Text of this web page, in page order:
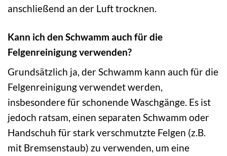
anschließend an der Luft trocknen.
Kann ich den Schwamm auch für die
Felgenreinigung verwenden?
Grundsätzlich ja, der Schwamm kann auch für die
Felgenreinigung verwendet werden,
insbesondere für schonende Waschgänge. Es ist
jedoch ratsam, einen separaten Schwamm oder
Handschuh für stark verschmutzte Felgen (z.B.
mit Bremsenstaub) zu verwenden, um eine